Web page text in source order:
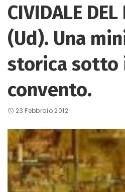
CIVIDALE DEL
(Ud). Una
storica sotto
convento.
23 Febbraio 2012